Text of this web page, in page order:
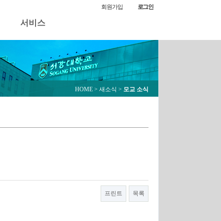
서비스
회원가입 로그인
HOME > 새소식 > 모교 소식
프린트 목록